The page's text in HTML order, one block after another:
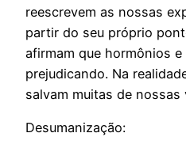
reescrevem as nossas
partir do seu próprio
afirmam que hormônios
prejudicando. Na
salvam muitas de nossas
Desumanização: